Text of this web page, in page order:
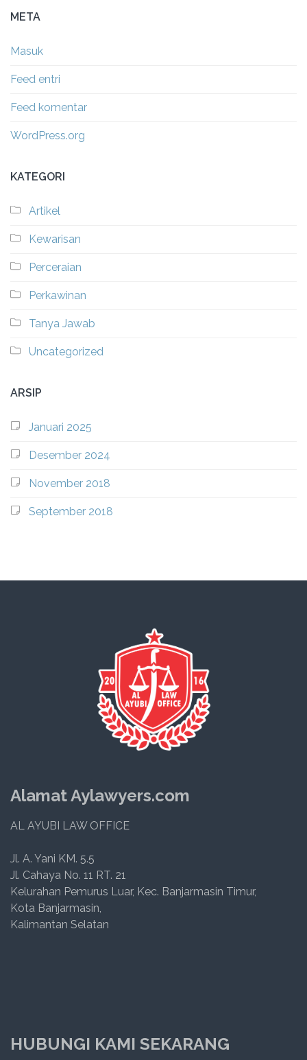
META
Masuk
Feed entri
Feed komentar
WordPress.org
KATEGORI
Artikel
Kewarisan
Perceraian
Perkawinan
Tanya Jawab
Uncategorized
ARSIP
Januari 2025
Desember 2024
November 2018
September 2018
Alamat Aylawyers.com
AL AYUBI LAW OFFICE
Jl. A. Yani KM. 5.5
Jl. Cahaya No. 11 RT. 21
Kelurahan Pemurus Luar, Kec. Banjarmasin Timur,
Kota Banjarmasin,
Kalimantan Selatan
HUBUNGI KAMI SEKARANG